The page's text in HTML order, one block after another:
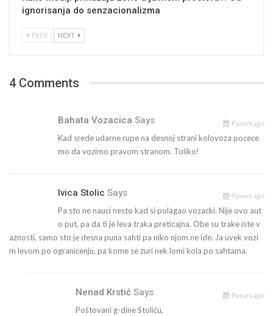
ignorisanja do senzacionalizma
PREV NEXT
4 Comments
Bahata Vozacica Says 9 years ago
Kad srede udarne rupe na desnoj strani kolovoza pocece
mo da vozimo pravom stranom. Toliko!
Ivica Stolic Says 9 years ago
Pa sto ne nauci nesto kad si polagao vozacki. Nije ovo aut
o put, pa da ti je leva traka preticajna. Obe su trake iste v
aznosti, samo sto je desna puna sahti pa niko njom ne ide. Ja uvek vozi
m levom po ogranicenju, pa kome se zuri nek lomi kola po sahtama.
Nenad KrstićSays 9 years ago
Poštovani g-dine Stoliću,